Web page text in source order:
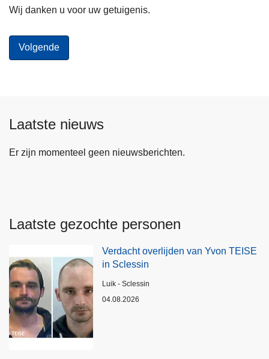
Wij danken u voor uw getuigenis.
Laatste nieuws
Er zijn momenteel geen nieuwsberichten.
Laatste gezochte personen
Verdacht overlijden van Yvon TEISE
in Sclessin
Plaats
Luik - Sclessin
04.08.2026